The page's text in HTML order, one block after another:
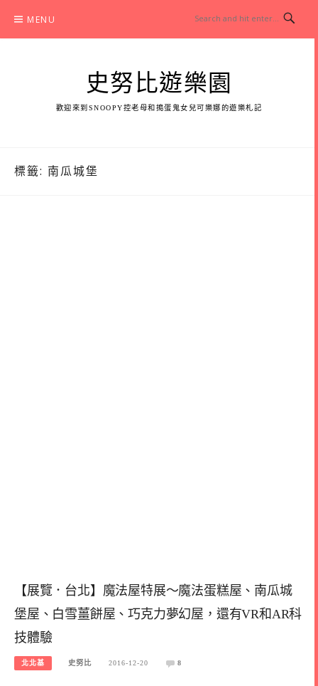
content
MENU
史努比遊樂園
歡迎來到SNOOPY控老母和搗蛋鬼女兒可樂娜的遊樂札記
標籤: 南瓜城堡
【展覽．台北】魔法屋特展～魔法蛋糕屋、南瓜城
堡屋、白雪薑餅屋、巧克力夢幻屋，還有VR和AR科
技體驗
北北基 史努比 2016-12-20 8